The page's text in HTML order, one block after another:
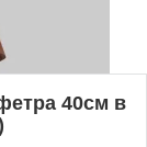
40см в